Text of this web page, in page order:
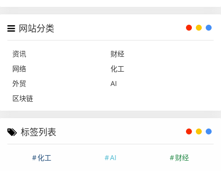
网站分类
资讯
财经
网络
化工
外贸
AI
区块链
标签列表
化工 AI
财经